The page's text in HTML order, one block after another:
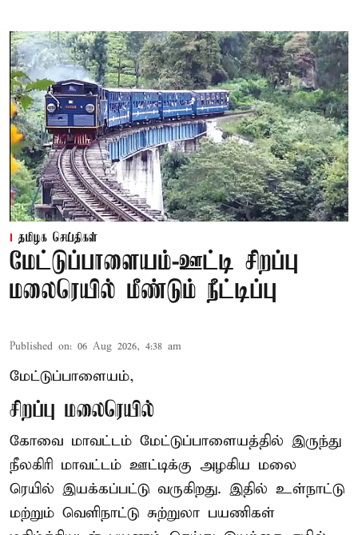
தமிழக செய்திகள்
மேட்டுப்பாளையம்-ஊட்டி சிறப்பு
மலைரெயில் மீண்டும் நீட்டிப்பு
Published on: 06 Aug 2026, 4:38 am
மேட்டுப்பாளையம்,
சிறப்பு மலைரெயில்
கோவை மாவட்டம் மேட்டுப்பாளையத்தில் இருந்து
நீலகிரி மாவட்டம் ஊட்டிக்கு அழகிய மலை
ரெயில் இயக்கப்பட்டு வருகிறது. இதில் உள்நாட்டு
மற்றும் வெளிநாட்டு சுற்றுலா பயணிகள்